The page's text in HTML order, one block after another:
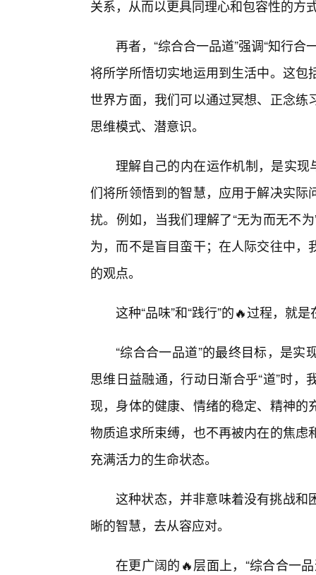
关系，从而以更具同理心和包容性的方
再者，“综合合一品道”强调“知行
将所学所悟切实地运用到生活中。这
世界方面，我们可以通过冥想、正念
思维模式、潜意识。
理解自己的内在运作机制，是实现
们将所领悟到的智慧，应用于解决实
扰。例如，当我们理解了“无为而无不
为，而不是盲目蛮干；在人际交往中
的观点。
这种“品味”和“践行”的🔥过程，就
“综合合一品道”的最终目标，是
思维日益融通，行动日渐合乎“道”时
现，身体的健康、情绪的稳定、精神
物质追求所束缚，也不再被内在的焦
充满活力的生命状态。
这种状态，并非意味着没有挑战和
晰的智慧，去从容应对。
在更广阔的🔥层面上，“综合合一